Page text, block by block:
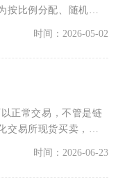
按比例分配、随机抽
时间：2026-05-02
正常交易，不管是链
交易所现货买卖，还
时间：2026-06-23